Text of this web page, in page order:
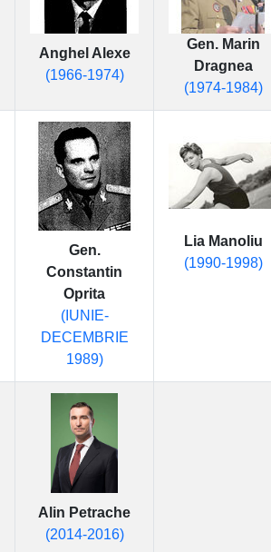
Anghel Alexe
(1966-1974)
Gen. Marin
Dragnea
(1974-1984)
Gen.
Constantin
Oprita
(IUNIE-
DECEMBRIE
1989)
Lia Manoliu
(1990-1998)
Alin Petrache
(2014-2016)